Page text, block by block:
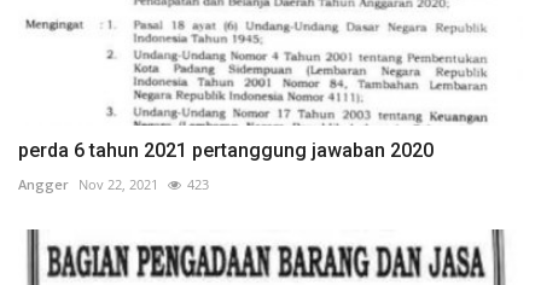
perda 6 tahun 2021 pertanggung jawaban 2020
Angger Nov 22, 2021 423